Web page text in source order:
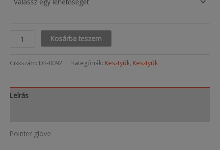
Pointer
Kosárba teszem
Cikkszám: DK-0092 Kategóriák: Kesztyűk, Kesztyűk
Leírás
Pointer glove